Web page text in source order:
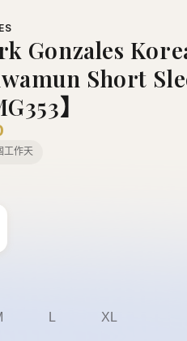
Gonzales
Short
】
工作天
L XL